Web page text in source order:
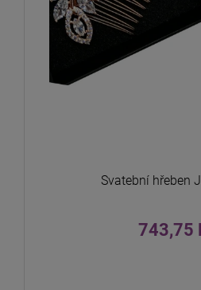
Svatební hřeben
743,75